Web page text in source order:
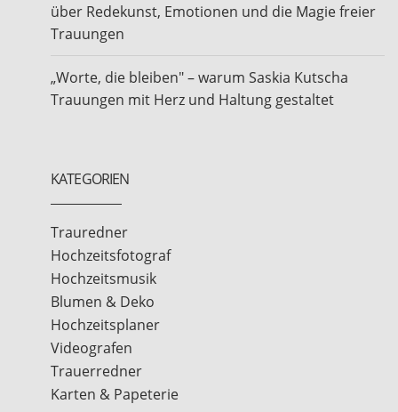
über Redekunst, Emotionen und die Magie freier
Trauungen
„Worte, die bleiben" – warum Saskia Kutscha
Trauungen mit Herz und Haltung gestaltet
KATEGORIEN
Trauredner
Hochzeitsfotograf
Hochzeitsmusik
Blumen & Deko
Hochzeitsplaner
Videografen
Trauerredner
Karten & Papeterie